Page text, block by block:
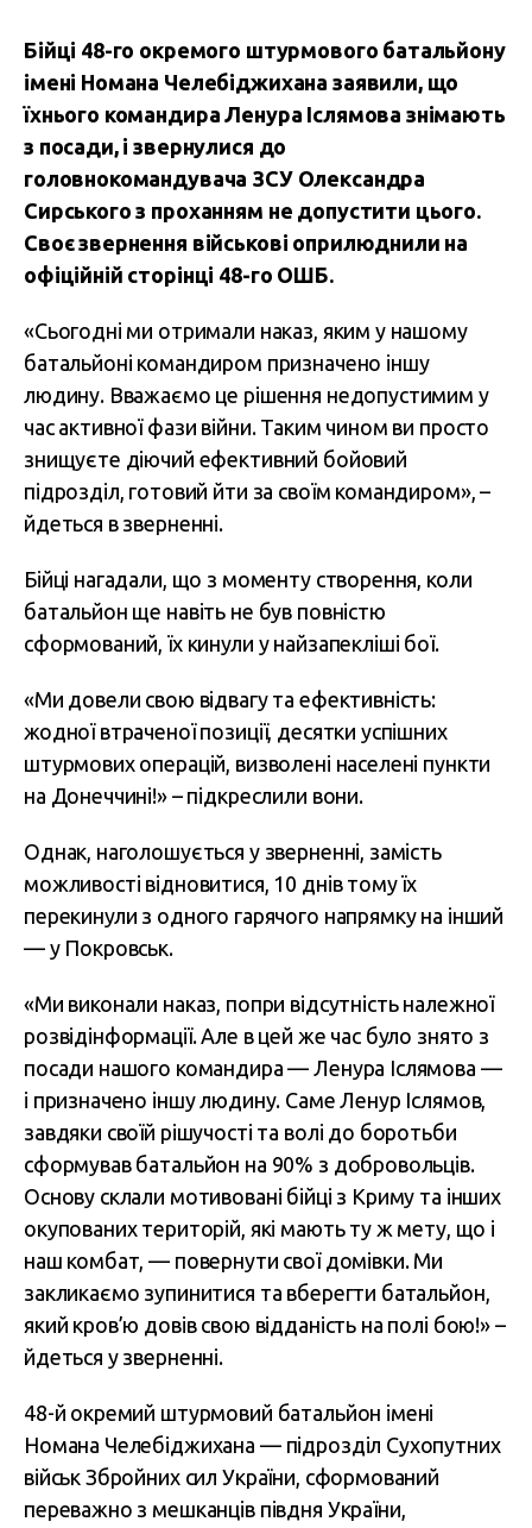
Бійці 48-го окремого штурмового батальйону
імені Номана Челебіджихана заявили, що
їхнього командира Ленура Іслямова знімають
з посади, і звернулися до
головнокомандувача ЗСУ Олександра
Сирського з проханням не допустити цього.
Своє звернення військові оприлюднили на
офіційній сторінці 48-го ОШБ.
«Сьогодні ми отримали наказ, яким у нашому
батальйоні командиром призначено іншу
людину. Вважаємо це рішення недопустимим у
час активної фази війни. Таким чином ви просто
знищуєте діючий ефективний бойовий
підрозділ, готовий йти за своїм командиром», –
йдеться в зверненні.
Бійці нагадали, що з моменту створення, коли
батальйон ще навіть не був повністю
сформований, їх кинули у найзапекліші бої.
«Ми довели свою відвагу та ефективність:
жодної втраченої позиції, десятки успішних
штурмових операцій, визволені населені пункти
на Донеччині!» – підкреслили вони.
Однак, наголошується у зверненні, замість
можливості відновитися, 10 днів тому їх
перекинули з одного гарячого напрямку на інший
— у Покровськ.
«Ми виконали наказ, попри відсутність належної
розвідінформації. Але в цей же час було знято з
посади нашого командира — Ленура Іслямова —
і призначено іншу людину. Саме Ленур Іслямов,
завдяки своїй рішучості та волі до боротьби
сформував батальйон на 90% з добровольців.
Основу склали мотивовані бійці з Криму та інших
окупованих територій, які мають ту ж мету, що і
наш комбат, — повернути свої домівки. Ми
закликаємо зупинитися та вберегти батальйон,
який кров’ю довів свою відданість на полі бою!» –
йдеться у зверненні.
48-й окремий штурмовий батальйон імені
Номана Челебіджихана — підрозділ Сухопутних
військ Збройних сил України, сформований
переважно з мешканців півдня України,